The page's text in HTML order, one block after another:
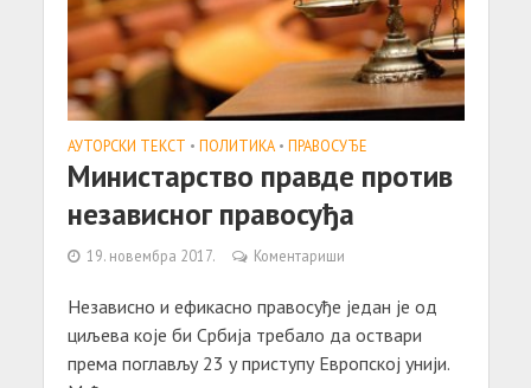
АУТОРСКИ ТЕКСТ • ПОЛИТИКА • ПРАВОСУЂЕ
Министарство правде против
независног правосуђа
19. новембра 2017. Коментариши
Независно и ефикасно правосуђе један је од
циљева које би Србија требало да оствари
према поглављу 23 у приступу Европској унији.